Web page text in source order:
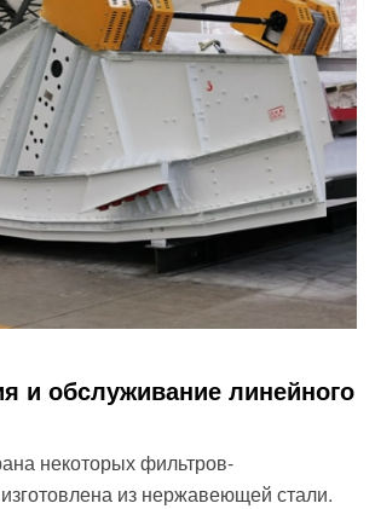
и обслуживание линейного
некоторых фильтров-
из нержавеющей стали.